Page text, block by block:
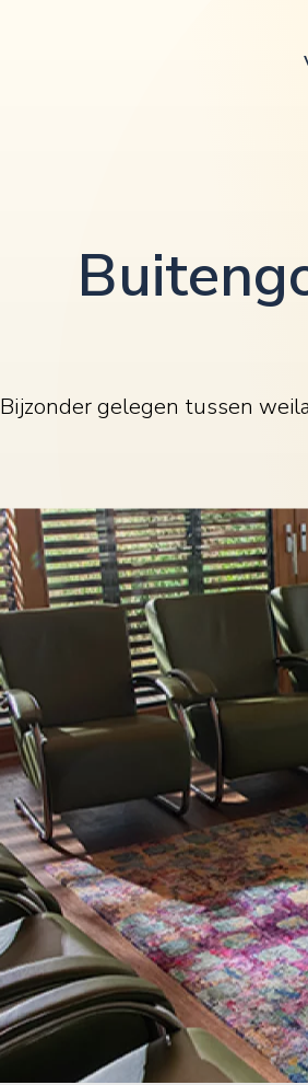
Bijzonder gelegen tussen